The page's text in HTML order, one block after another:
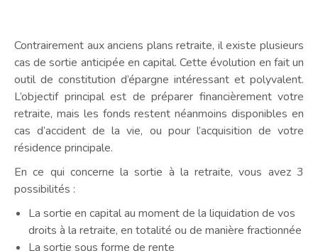
Contrairement aux anciens plans retraite, il existe plusieurs
cas de sortie anticipée en capital. Cette évolution en fait un
outil de constitution d’épargne intéressant et polyvalent.
L’objectif principal est de préparer financièrement votre
retraite, mais les fonds restent néanmoins disponibles en
cas d’accident de la vie, ou pour l’acquisition de votre
résidence principale.
En ce qui concerne la sortie à la retraite, vous avez 3
possibilités :
La sortie en capital au moment de la liquidation de vos
droits à la retraite, en totalité ou de manière fractionnée
La sortie sous forme de rente